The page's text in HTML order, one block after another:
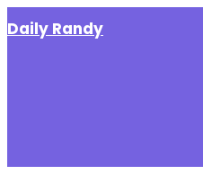
to
Daily Randy